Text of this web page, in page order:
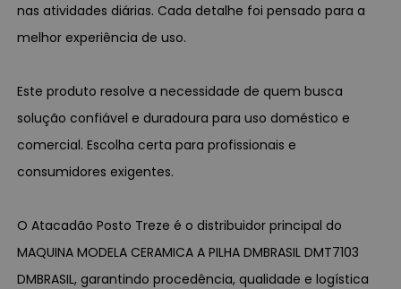
nas atividades diárias. Cada detalhe foi pensado para a
melhor experiência de uso.
Este produto resolve a necessidade de quem busca
solução confiável e duradoura para uso doméstico e
comercial. Escolha certa para profissionais e
consumidores exigentes.
O Atacadão Posto Treze é o distribuidor principal do
MAQUINA MODELA CERAMICA A PILHA DMBRASIL DMT7103
DMBRASIL, garantindo procedência, qualidade e logística